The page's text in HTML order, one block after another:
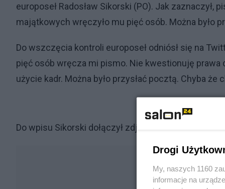
europoseł Radosław Sikorski (PO). Jak
majątkowych wręczyło mu pięć osób. Można było
Do wszczęcia kontroli europoseł odniósł się na
pięć osób wręcza mi pismo. Nie kwestionuję prawa
użycie kadr. Można było przysłać pocztą. Chyba
Do wpisu Sikorski dołączył zdjęcie pisma CBA
Drogi
My, naszych 1160
informacje na